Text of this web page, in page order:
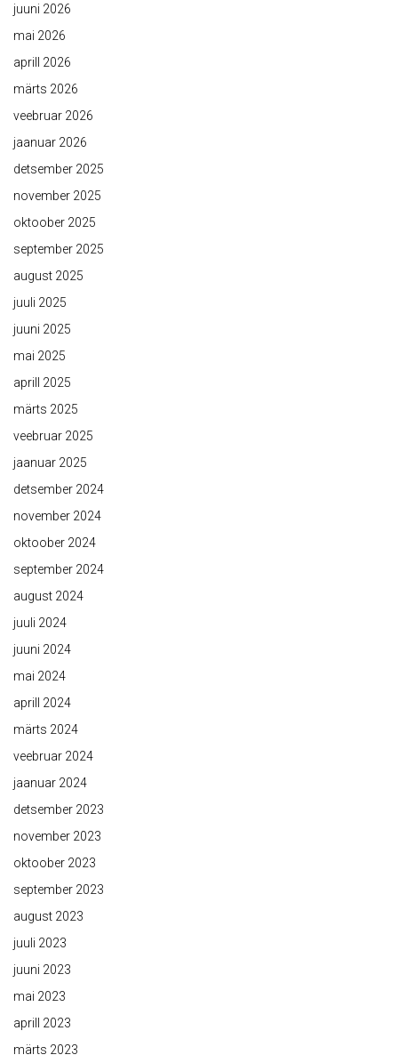
juuni 2026
mai 2026
aprill 2026
märts 2026
veebruar 2026
jaanuar 2026
detsember 2025
november 2025
oktoober 2025
september 2025
august 2025
juuli 2025
juuni 2025
mai 2025
aprill 2025
märts 2025
veebruar 2025
jaanuar 2025
detsember 2024
november 2024
oktoober 2024
september 2024
august 2024
juuli 2024
juuni 2024
mai 2024
aprill 2024
märts 2024
veebruar 2024
jaanuar 2024
detsember 2023
november 2023
oktoober 2023
september 2023
august 2023
juuli 2023
juuni 2023
mai 2023
aprill 2023
märts 2023